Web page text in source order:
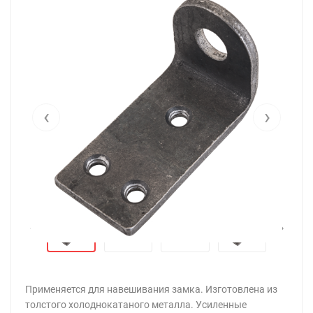
‹ ›
›
Применяется для навешивания замка. Изготовлена из
толстого холоднокатаного металла. Усиленные